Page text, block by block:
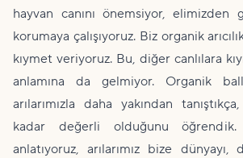
hayvan canını önemsiyor, elimizden
korumaya çalışıyoruz. Biz organik
kıymet veriyoruz. Bu, diğer canlılara
anlamına da gelmiyor. Organik
arılarımızla daha yakından
kadar değerli olduğunu
anlatıyoruz, arılarımız bize dünyayı,